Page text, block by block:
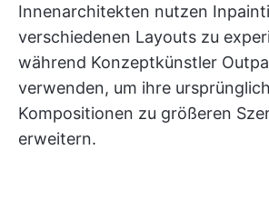
Innenarchitekten nutzen
verschiedenen Layouts zu
während Konzeptkünstler
verwenden, um ihre
Kompositionen zu größeren
erweitern.